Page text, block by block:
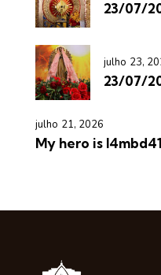
23/07/
julho 23,
23/07/
julho 21, 2026
My hero is